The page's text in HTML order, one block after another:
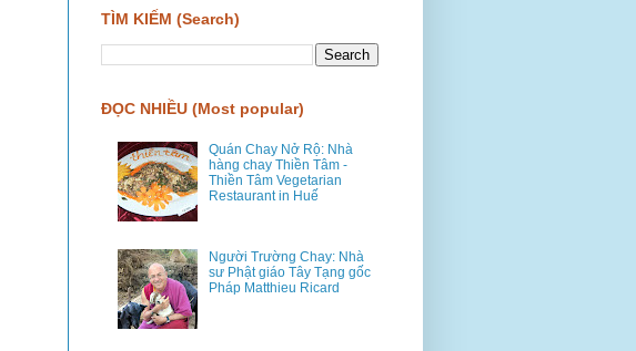
TÌM KIẾM (Search)
ĐỌC NHIỀU (Most popular)
Quán Chay Nở Rộ: Nhà
hàng chay Thiền Tâm -
Thiền Tâm Vegetarian
Restaurant in Huế
Người Trường Chay: Nhà
sư Phật giáo Tây Tạng gốc
Pháp Matthieu Ricard